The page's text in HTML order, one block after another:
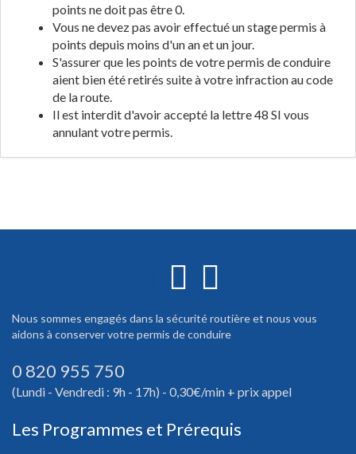
points ne doit pas être 0.
Vous ne devez pas avoir effectué un stage permis à
points depuis moins d'un an et un jour.
S'assurer que les points de votre permis de conduire
aient bien été retirés suite à votre infraction au code
de la route.
Il est interdit d'avoir accepté la lettre 48 SI vous
annulant votre permis.
Nous sommes engagés dans la sécurité routière et nous vous
aidons à conserver votre permis de conduire
0 820 955 750
(Lundi - Vendredi : 9h - 17h) - 0,30€/min + prix appel
Les Programmes et Prérequis